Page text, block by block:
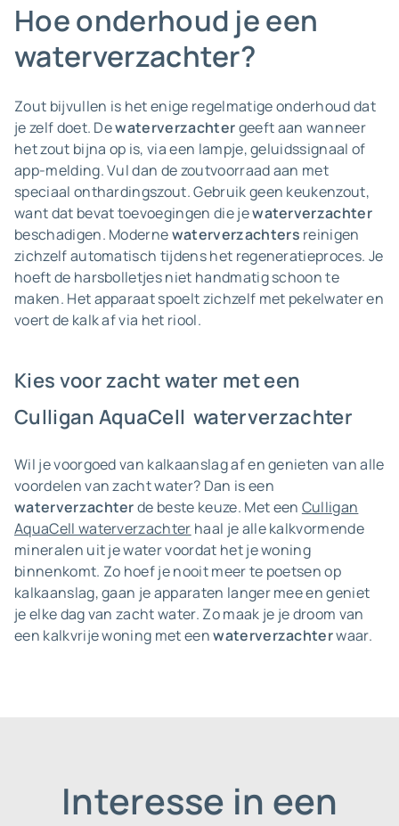
Hoe onderhoud je een
waterverzachter?
Zout bijvullen is het enige regelmatige onderhoud dat
je zelf doet. Dewaterverzachtergeeft aan wanneer
het zout bijna op is, via een lampje, geluidssignaal of
app-melding. Vul dan de zoutvoorraad aan met
speciaal onthardingszout. Gebruik geen keukenzout,
want dat bevat toevoegingen die jewaterverzachter
beschadigen. Modernewaterverzachters reinigen
zichzelf automatisch tijdens het regeneratieproces. Je
hoeft de harsbolletjes niet handmatig schoon te
maken. Het apparaat spoelt zichzelf met pekelwater en
voert de kalk af via het riool.
Kies voor zacht water met een
Culligan AquaCell waterverzachter
Wil je voorgoed van kalkaanslag af en genieten van alle
voordelen van zacht water? Dan is een
waterverzachterde beste keuze. Met een Culligan
AquaCell waterverzachter haal je alle kalkvormende
mineralen uit je water voordat het je woning
binnenkomt. Zo hoef je nooit meer te poetsen op
kalkaanslag, gaan je apparaten langer mee en geniet
je elke dag van zacht water. Zo maak je je droom van
een kalkvrije woning met eenwaterverzachterwaar.
Interesse in een